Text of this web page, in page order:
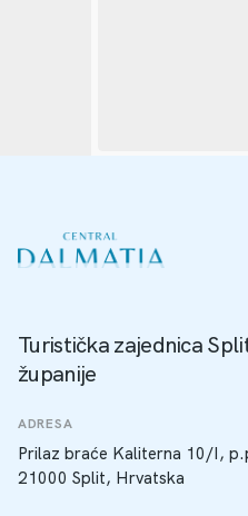
Turistička zajednica
županije
ADRESA
Prilaz braće Kaliterna 10/I,
21000 Split, Hrvatska